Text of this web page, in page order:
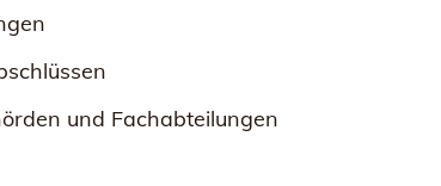
und Fachabteilungen